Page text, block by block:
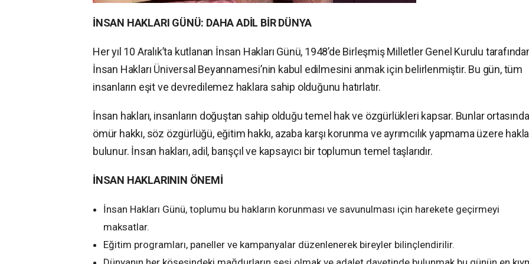
İNSAN HAKLARI GÜNÜ: DAHA ADİL BİR DÜNYA
Her yıl 10 Aralık’ta kutlanan İnsan Hakları Günü, 1948’de Birleşmiş Milletler Genel Kurulu
İnsan Hakları Üniversal Beyannamesi’nin kabul edilmesini anmak için belirlenmiştir. Bu gün, tüm
insanların eşit ve devredilemez haklara sahip olduğunu hatırlatır.
İnsan hakları, insanların doğuştan sahip olduğu temel hak ve özgürlükleri kapsar. Bunlar ortasında
ömür hakkı, söz özgürlüğü, eğitim hakkı, azaba karşı korunma ve ayrımcılık yapmama üzere
bulunur. İnsan hakları, adil, barışçıl ve kapsayıcı bir toplumun temel taşlarıdır.
İNSAN HAKLARININ ÖNEMİ
İnsan Hakları Günü, toplumu bu hakların korunması ve savunulması için harekete geçirmeyi
maksatlar.
Eğitim programları, paneller ve kampanyalar düzenlenerek bireyler bilinçlendirilir.